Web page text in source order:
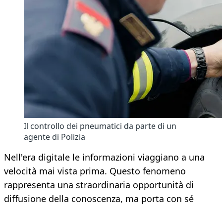
Il controllo dei pneumatici da parte di un
agente di Polizia
Nell'era digitale le informazioni viaggiano a una
velocità mai vista prima. Questo fenomeno
rappresenta una straordinaria opportunità di
diffusione della conoscenza, ma porta con sé